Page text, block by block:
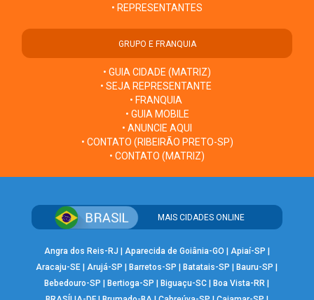
• REPRESENTANTES
GRUPO E FRANQUIA
• GUIA CIDADE (MATRIZ)
• SEJA REPRESENTANTE
• FRANQUIA
• GUIA MOBILE
• ANUNCIE AQUI
• CONTATO (RIBEIRÃO PRETO-SP)
• CONTATO (MATRIZ)
MAIS CIDADES ONLINE
Angra dos Reis-RJ Aparecida de Goiânia-GO Apiaí-SP
Aracaju-SE |Arujá-SP Barretos-SP Batatais-SP Bauru-SP
Bebedouro-SP
Bertioga-SP Biguaçu-SC Boa Vista-RR